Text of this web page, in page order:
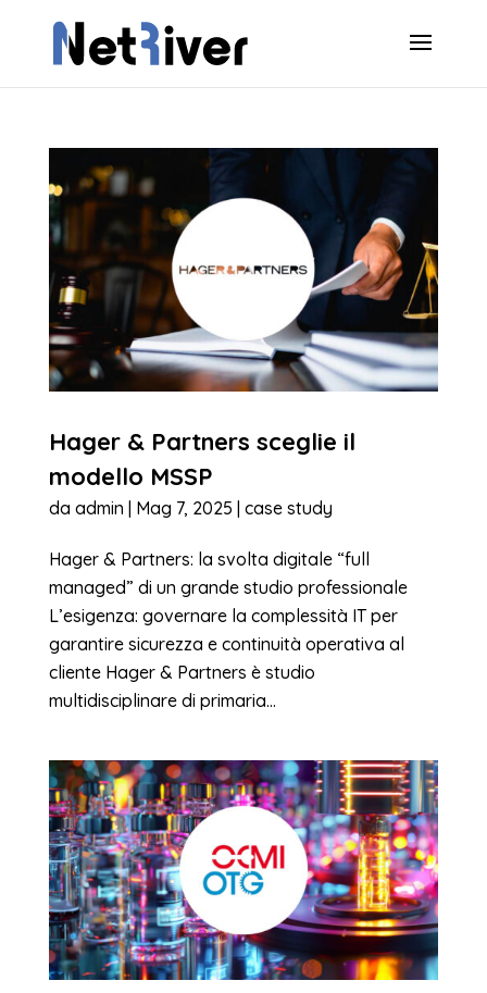
Hager & Partners sceglie il
modello MSSP
da admin | Mag 7, 2025 | case study
Hager & Partners: la svolta digitale “full
managed” di un grande studio professionale
L’esigenza: governare la complessità IT per
garantire sicurezza e continuità operativa al
cliente Hager & Partners è studio
multidisciplinare di primaria...